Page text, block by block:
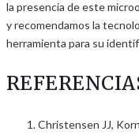
la presencia de este
y recomendamos la
herramienta para su
Christensen JJ,